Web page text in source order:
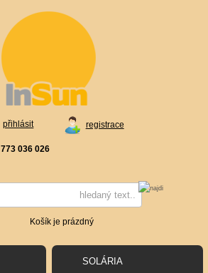
registrace
přihlásit
773 036 026
Košík je prázdný
SOLÁRIA